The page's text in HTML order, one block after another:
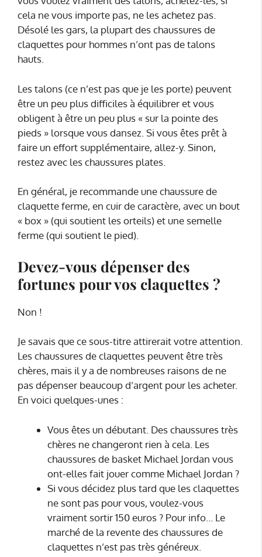
cela ne vous importe pas, ne les achetez pas.
Désolé les gars, la plupart des chaussures de
claquettes pour hommes n’ont pas de talons
hauts.
Les talons (ce n’est pas que je les porte) peuvent
être un peu plus difficiles à équilibrer et vous
obligent à être un peu plus « sur la pointe des
pieds » lorsque vous dansez. Si vous êtes prêt à
faire un effort supplémentaire, allez-y. Sinon,
restez avec les chaussures plates.
En général, je recommande une chaussure de
claquette ferme, en cuir de caractère, avec un bout
« box » (qui soutient les orteils) et une semelle
ferme (qui soutient le pied).
Devez-vous dépenser des
fortunes pour vos claquettes ?
Non !
Je savais que ce sous-titre attirerait votre attention.
Les chaussures de claquettes peuvent être très
chères, mais il y a de nombreuses raisons de ne
pas dépenser beaucoup d’argent pour les acheter.
En voici quelques-unes :
Vous êtes un débutant. Des chaussures très
chères ne changeront rien à cela. Les
chaussures de basket Michael Jordan vous
ont-elles fait jouer comme Michael Jordan ?
Si vous décidez plus tard que les claquettes
ne sont pas pour vous, voulez-vous
vraiment sortir 150 euros ? Pour info… Le
marché de la revente des chaussures de
claquettes n’est pas très généreux.